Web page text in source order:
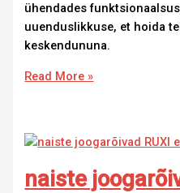
ühendades
uuenduslikkuse, et hoida
keskendununa.
Read More »
naiste